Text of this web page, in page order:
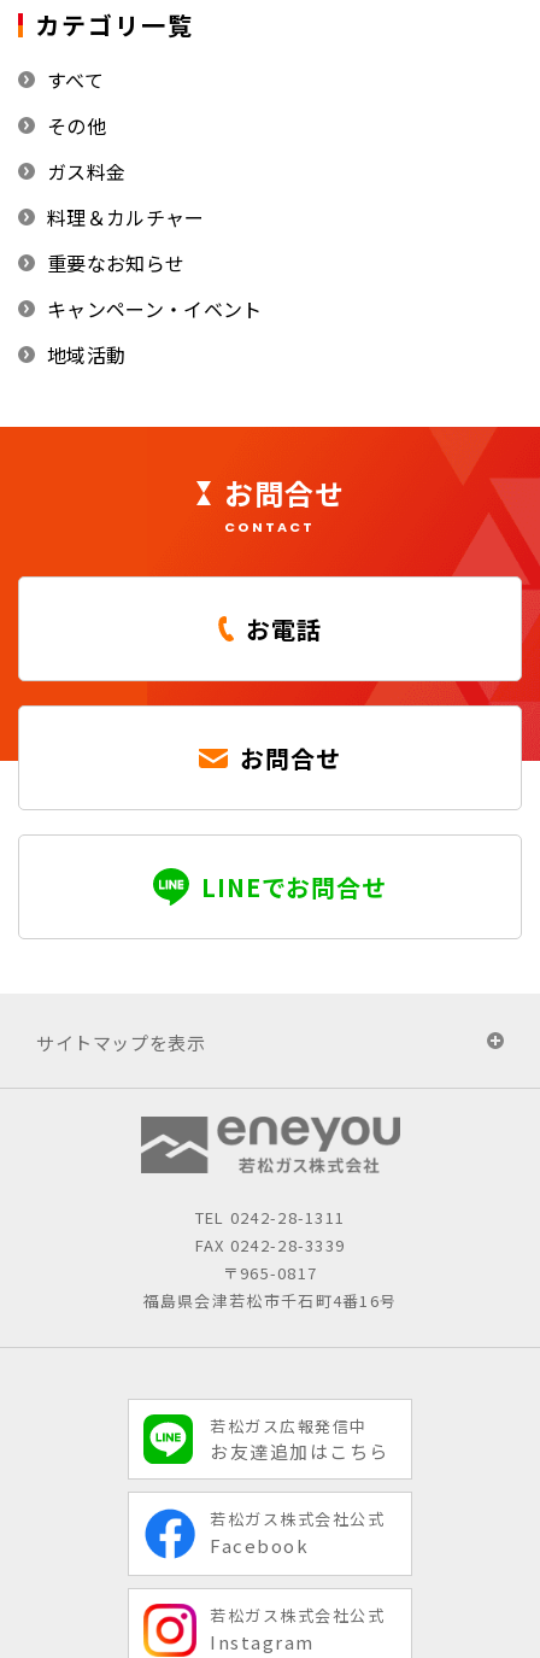
カテゴリ一覧
すべて
その他
ガス料金
料理＆カルチャー
重要なお知らせ
キャンペーン・イベント
地域活動
お問合せ
CONTACT
お電話
お問合せ
LINEでお問合せ
サイトマップを表示
TEL 0242-28-1311
FAX 0242-28-3339
〒965-0817
福島県会津若松市千石町4番16号
若松ガス広報発信中
お友達追加はこちら
若松ガス株式会社公式
Facebook
若松ガス株式会社公式
Instagram